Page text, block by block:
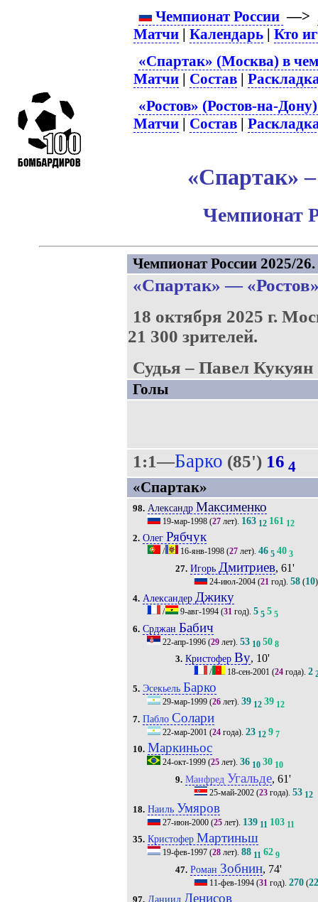
Чемпионат России —>
Матчи |Календарь |Кто
«Спартак» (Москва) в
Матчи | Состав |
«Ростов» (Ростов-на-
Матчи | Состав |
«Спартак»
Чемпионат
Чемпионат России 2025/
«Спартак» —
18 октября 2025 г.
21 300 зрителей.
Судья – Павел
Голы
1:1—Барко (85') 16 4
«Спартак»
98. Александр Максименко
19-мар-1998(27лет). 163 12 161 12
2. Олег Рябчук
/ 16-янв-1998(27лет). 46 5 40 3
27. Игорь Дмитриев, 61'
24-июл-2004 (21 год).58 (10)
4. Александер Джику
/ 9-авг-1994(31год). 5 5 5 5
6. Срджан Бабич
22-апр-1996(29лет). 53 10 50 8
3. Кристофер Ву, 10'
/ 18-сен-2001 (24 года).2
5. Эсекьель Барко
29-мар-1999(26лет). 39 12 39 12
7. Пабло Солари
22-мар-2001 (24года). 23 12 9 7
10. Маркиньос
24-окт-1999(25лет). 36 10 30 10
9. Манфред Угальде, 61'
25-май-2002 (23 года).53 12
18. Наиль Умяров
27-июн-2000(25лет). 139 11 103 11
35. Кристофер Мартиньш
19-фев-1997(28лет). 88 11 62 9
47. Роман Зобнин, 74'
11-фев-1994 (31 год).270 (
97. Даниил Денисов